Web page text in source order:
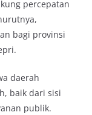
percepatan
bagi provinsi
daerah
baik dari sisi
publik.